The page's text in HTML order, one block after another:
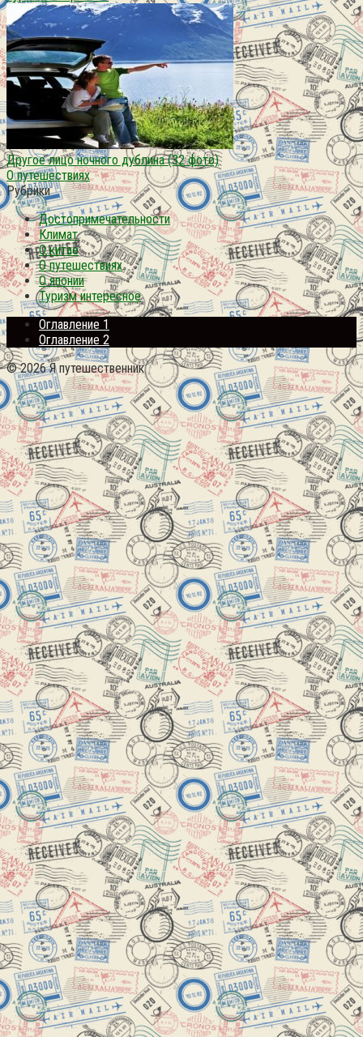
Другое лицо ночного дублина (32 фото)
О путешествиях
Рубрики
Достопримечательности
Климат
О китае
О путешествиях
О японии
Туризм интересное
Оглавление 1
Оглавление 2
© 2026 Я путешественник